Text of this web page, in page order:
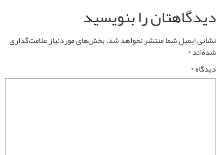
دیدگاهتان را بنویسید
نشانی ایمیل شما منتشر نخواهد شد.بخش‌های موردنیاز علامت‌گذاری
شده‌اند*
دیدگاه*